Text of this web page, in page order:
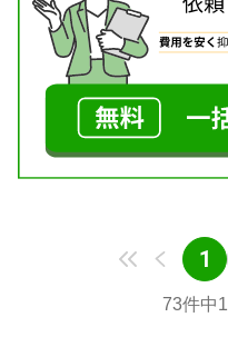
1
73件中1